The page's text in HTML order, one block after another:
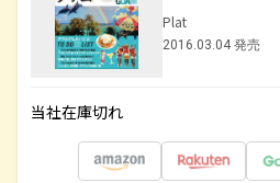
Plat
2016.03.04 発売
当社在庫切れ